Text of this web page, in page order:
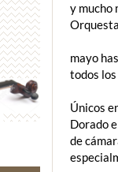
y mucho
mayo
todos
Únicos
Dorado
de